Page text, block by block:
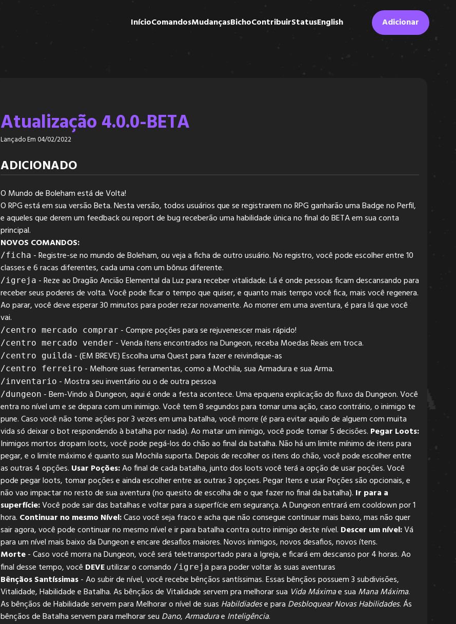
InícioComandosMudançasBichoContribuirStatusEnglish Adicionar
Atualização 4.0.0-BETA
Lançado Em 04/02/2022
ADICIONADO
O Mundo de Boleham está de Volta!
O RPG está em sua versão Beta. Nesta versão, todos usuários que se registrarem no RPG ganharão uma Badge no Perfil,
e aqueles que derem um feedback ou report de bug receberão uma habilidade única no final do BETA em sua conta
principal.
NOVOS COMANDOS:
/ficha - Registre-se no mundo de Boleham, ou veja a ficha de outro usuário. No registro, você pode escolher entre 10
classes e 6 racas diferentes, cada uma com um bônus diferente.
/igreja - Reze ao Dragão Ancião Elemental da Luz para receber vitalidade. Lá é onde pessoas ficam descansando para
receber seus poderes de volta. Você pode ficar o tempo que quiser, e quanto mais tempo você fica, mais você regenera.
Ao parar, você deve esperar 30 minutos para poder rezar novamente. Ao morrer em uma aventura, é para lá que você
vai.
/centro mercado comprar - Compre poções para se rejuvenescer mais rápido!
/centro mercado vender - Venda ítens encontrados na Dungeon, receba Moedas Reais em troca.
/centro guilda - (EM BREVE) Escolha uma Quest para fazer e reivindique-as
/centro ferreiro - Melhore suas ferramentas, como a Mochila, sua Armadura e sua Arma.
/inventario - Mostra seu inventário ou o de outra pessoa
/dungeon - Bem-Vindo à Dungeon, aqui é onde a festa acontece. Uma epquena explicação do fluxo da Dungeon. Você
entra no nível um e se depara com um inimigo. Você tem 8 segundos para tomar uma ação, caso contrário, o inimigo te
pune. Caso você não tome ações por 3 vezes em uma batalha, você morre (é para evitar aquilo de alguem com muita
vida só deixar o bot respondendo à batalha por nada). Ao matar um inimigo, você pode tomar 5 decisões. Pegar Loots:
Inimigos mortos dropam loots, você pode pegá-los do chão ao final da batalha. Não há um limite mínimo de itens para
pegar, e o limite máximo é quanto sua Mochila suporta. Depois de recolher os itens do chão, você pode escolher entre
as outras 4 opções. Usar Poções:Ao final de cada batalha, junto dos loots você terá a opção de usar poções. Você
pode pegar loots, tomar poções e ainda escolher entre as outras 3 opçoes. Pegar Itens e usar Poções são opcionais, e
não vao impactar no resto de sua aventura (no quesito de escolha de o que fazer no final da batalha). Ir para a
superfície:Você pode sair das batalhas e voltar para a superfície em segurança. A Dungeon entrará em cooldown por 1
hora. Continuar no mesmo Nível:Caso você seja fraco e acha que não consegue continuar mais baixo, mas não quer
sair agora, você pode continuar no mesmo nível e ir para batalha contra outro inimigo deste nível. Descer um nível:Vá
para um nível mais baixo da Dungeon e encare desafios maiores. Novos inimigos, novos desafios, novos ítens.
Morte- Caso você morra na Dungeon, você será teletransportado para a Igreja, e ficará em descanso por 4 horas. Ao
final desse tempo, você DEVEutilizar o comando /igreja para poder voltar às suas aventuras
Bênçãos Santíssimas- Ao subir de nível, você recebe bênçãos santíssimas. Essas bênçãos possuem 3 subdivisões,
Vitalidade, Habilidade e Batalha. As bênçãos de Vitalidade servem pra melhorar sua Vida Máximae sua Mana Máxima.
As bênçãos de Habilidade servem para Melhorar o nível de suas Habildiadese para Desbloquear Novas Habilidades. Ás
bênçãos de Batalha servem para melhorar seu Dano,Armadurae Inteligência.